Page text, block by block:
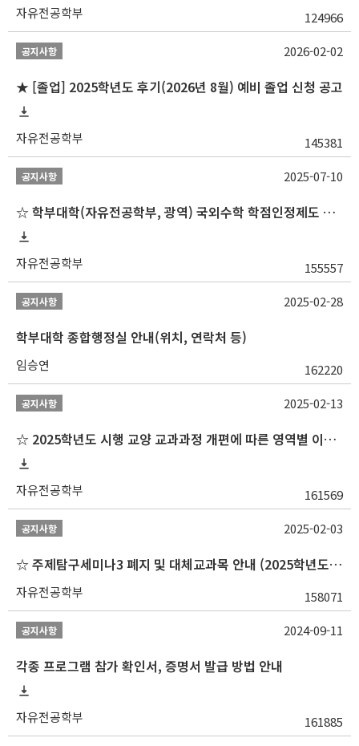
자유전공학부 124966
공지사항
★ [졸업] 2025학년도 후기(2026년 8월) 예비 졸업 신청 공고
자유전공학부 145381
2026-02-02
공지사항
☆ 학부대학(자유전공학부, 광역) 국외수학 학점인정제도 변경 안내(2025-2학기 파견학생부터)
자유전공학부 155557
2025-07-10
공지사항
학부대학 종합행정실 안내(위치, 연락처 등)
임승연 162220
2025-02-28
공지사항
☆ 2025학년도 시행 교양 교과과정 개편에 따른 영역별 이수 안내
자유전공학부 161569
2025-02-13
공지사항
☆ 주제탐구세미나3 폐지 및 대체교과목 안내 (2025학년도 1학기부터)
자유전공학부 158071
2025-02-03
공지사항
각종 프로그램 참가 확인서, 증명서 발급 방법 안내
자유전공학부 161885
2024-09-11